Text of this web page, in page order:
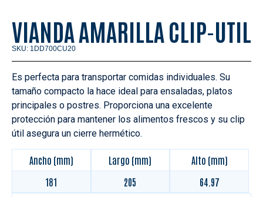
VIANDA AMARILLA CLIP-UTIL
SKU: 1DD700CU20
Es perfecta para transportar comidas individuales. Su
tamaño compacto la hace ideal para ensaladas, platos
principales o postres. Proporciona una excelente
protección para mantener los alimentos frescos y su clip
útil asegura un cierre hermético.
Ancho (mm)
181
Largo (mm)
205
Alto (mm)
64.97